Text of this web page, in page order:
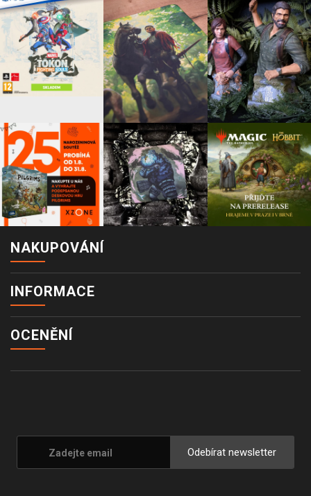
NAKUPOVÁNÍ
INFORMACE
OCENĚNÍ
Odebírat newsletter